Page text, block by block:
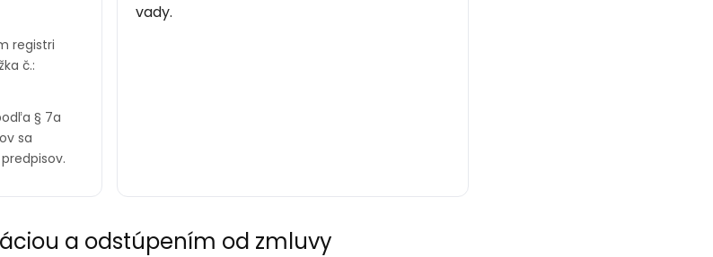
registri
č.:
§ 7a
sa
vady.
a odstúpením od zmluvy